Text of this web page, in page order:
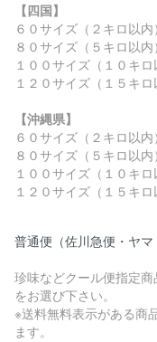
【四国】
６０サイズ（２キロ以
８０サイズ（５キロ以
１００サイズ（１０キ
１２０サイズ（１５キ
【沖縄県】
６０サイズ（２キロ以
８０サイズ（５キロ以
１００サイズ（１０キ
１２０サイズ（１５キ
普通便（佐川急便・ヤマ
珍味などクール便指定
をお選び下さい。
※送料無料表示がある商
ます。